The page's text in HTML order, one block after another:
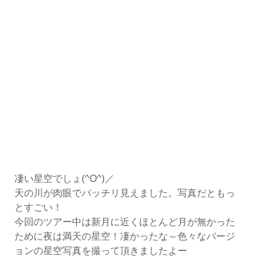
凄い星空でしょ(^O^)／
天の川が肉眼でバッチリ見えました。写真だともっ
とすごい！
今回のツアー中は新月に近くほとんど月が無かった
ために夜は満天の星空！凄かったな～色々なバージ
ョンの星空写真を撮って頂きましたよー